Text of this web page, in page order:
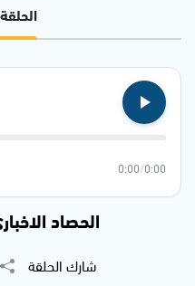
0:00
/
0:00
الحصاد الاخباري -
شارك الحلقة